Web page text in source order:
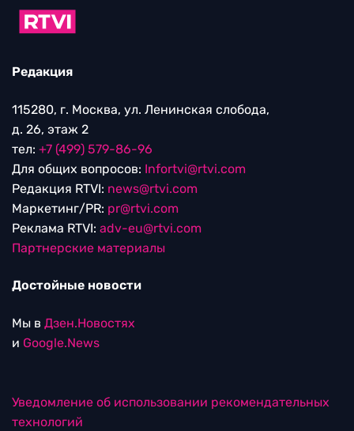
Редакция
115280, г. Москва, ул. Ленинская слобода,
д. 26, этаж 2
тел: +7 (499) 579-86-96
Для общих вопросов: Infortvi@rtvi.com
Редакция RTVI: news@rtvi.com
Маркетинг/PR: pr@rtvi.com
Реклама RTVI: adv-eu@rtvi.com
Партнерские материалы
Достойные новости
Мы в Дзен.Новостях
и Google.News
Уведомление об использовании рекомендательных
технологий